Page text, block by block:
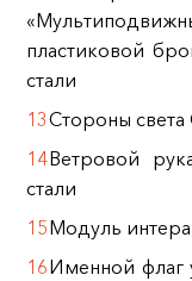
пластиковой
стали
Стороны
Ветровой
стали
Модуль
Именной флаг